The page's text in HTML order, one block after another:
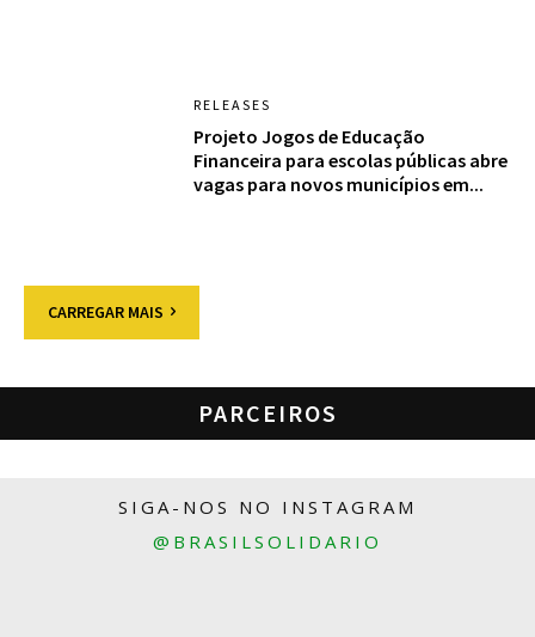
RELEASES
Projeto Jogos de Educação
Financeira para escolas públicas abre
vagas para novos municípios em...
CARREGAR MAIS
PARCEIROS
SIGA-NOS NO INSTAGRAM
@BRASILSOLIDARIO